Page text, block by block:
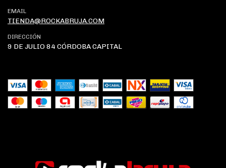
EMAIL
TIENDA@ROCKABRUJA.COM
DIRECCIÓN
9 DE JULIO 84 CÓRDOBA CAPITAL